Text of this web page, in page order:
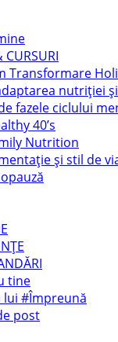
CURSURI
Transformare
nutriției
fazele ciclului
40’s
Nutrition
și stil de
tine
lui #Împreună
post